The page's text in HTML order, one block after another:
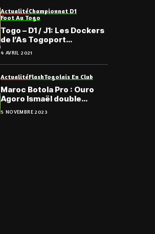
ActualitéChampionnat D1
Foot Au Togo
Togo – D1 / J1: Les Dockers
de l’As Togoport
capturent les Requins
Mâles
4 AVRIL 2021
ActualitéFlashTogolais En Club
Maroc Botola Pro : Ouro
Agoro Ismaël double
buteur face à Youssoufia
Berrechid
5 NOVEMBRE 2023